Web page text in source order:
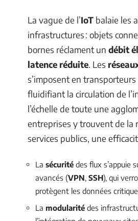
La vague de l’IoT balaie les
infrastructures : objets
bornes réclament un débit
latence réduite. Les
s’imposent en
fluidifiant la circulation de
l’échelle de toute une
entreprises y trouvent de la
services publics, une
La sécurité des flux s’appuie
avancés (VPN SSH), qui
protègent les données
La modularité des